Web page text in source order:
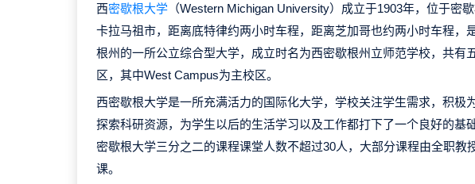
西密歇根大学 （Western Michigan University）成立于1903年，位于密
卡拉马祖市，距离底特律约两小时车程，距离芝加哥也约两小时车程，
根州的一所公立综合型大学，成立时名为西密歇根州立师范学校，共有
区，其中West Campus为主校区。
西密歇根大学是一所充满活力的国际化大学，学校关注学生需求，积极
探索科研资源，为学生以后的生活学习以及工作都打下了一个良好的基
密歇根大学三分之二的课程课堂人数不超过30人，大部分课程由全职教
课。